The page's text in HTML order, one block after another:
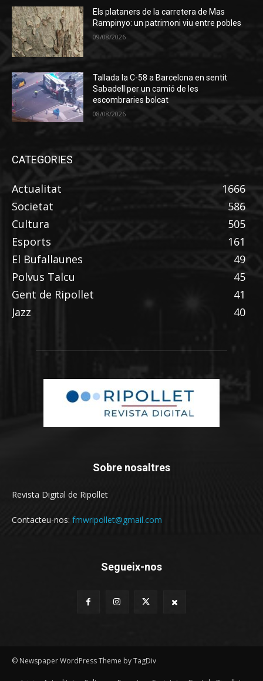
Els plataners de la carretera de Mas
Rampinyo: un patrimoni viu entre pobles
09/08/2026
Tallada la C-58 a Barcelona en sentit
Sabadell per un camió de les
escombraries bolcat
08/08/2026
CATEGORIES
Actualitat
1666
Societat
586
Cultura
505
Esports
161
El Bufallaunes
49
Polvus Talcu
45
Gent de Ripollet
41
Jazz
40
Sobre nosaltres
Revista Digital de Ripollet
Contacteu-nos: fmwripollet@gmail.com
Segueix-nos
© Newspaper WordPress Theme by TagDiv